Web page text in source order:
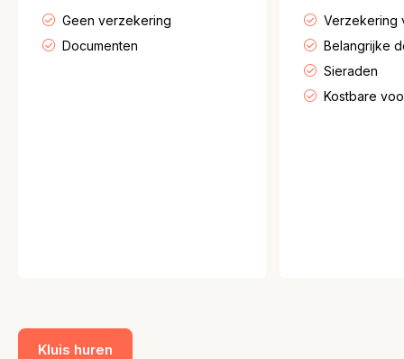
Geen verzekering
Documenten
Belangrijke
Sieraden
Kostbare
Kluis huren